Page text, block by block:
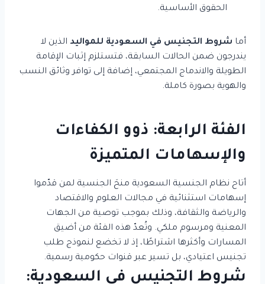
الحقوق الأساسية.
أما شروط التجنيس في السعودية للمواليد الذين لا
يندرجون ضمن الحالات السابقة، فتستلزم إثبات الإقامة
الطويلة والاندماج المجتمعي، إضافة إلى توافر وثائق النسب
والهوية بصورة كاملة.
الفئة الرابعة: ذوو الكفاءات
والإسهامات المتميزة
أتاح نظام الجنسية السعودية منحَ الجنسية لمن قدّموا
إسهامات استثنائية في مجالات العلوم والاقتصاد
والرياضة والثقافة، وذلك بموجب توصية من الجهات
المعنية ومرسوم ملكي. وتُعدّ هذه الفئة من أضيق
المسارات وأكثرها اشتراطًا، إذ لا تخضع لنموذج طلب
تجنيس اعتيادي، بل تسير عبر قنوات حكومية رسمية.
شروط التجنيس في السعودية: